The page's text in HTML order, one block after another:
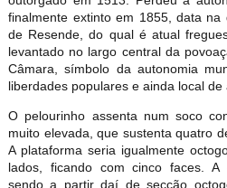
finalmente extinto em 1855, data
de Resende, do qual é atual
levantado no largo central da
Câmara, símbolo da autonomia
liberdades populares e ainda local de
O pelourinho assenta num soco
muito elevada, que sustenta quatro
A plataforma seria igualmente
lados, ficando com cinco faces. A
sendo a partir daí de secção